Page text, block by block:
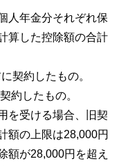
人年金分それぞれ保
算した控除額の合計
契約したもの。
約したもの。
を受ける場合、旧契
額の上限は28,000円
額が28,000円を超え